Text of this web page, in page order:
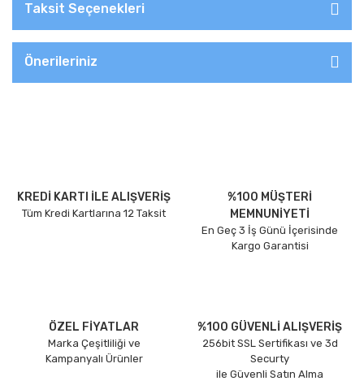
Taksit Seçenekleri
Önerileriniz
KREDİ KARTI İLE ALIŞVERİŞ
Tüm Kredi Kartlarına 12 Taksit
%100 MÜŞTERİ
MEMNUNİYETİ
En Geç 3 İş Günü İçerisinde
Kargo Garantisi
ÖZEL FİYATLAR
Marka Çeşitliliği ve
Kampanyalı Ürünler
%100 GÜVENLİ ALIŞVERİŞ
256bit SSL Sertifikası ve 3d
Securty
ile Güvenli Satın Alma